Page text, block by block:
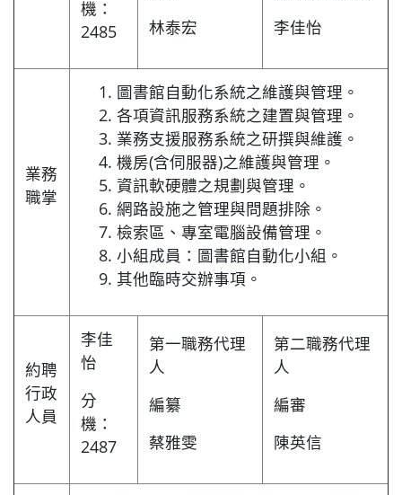
機：
2485
林泰宏
李佳怡
業務
職掌
圖書館自動化系統之維護與管理。
各項資訊服務系統之建置與管理。
業務支援服務系統之研撰與維護。
機房(含伺服器)之維護與管理。
資訊軟硬體之規劃與管理。
網路設施之管理與問題排除。
檢索區、專室電腦設備管理。
小組成員：圖書館自動化小組。
其他臨時交辦事項。
約聘
行政
人員
李佳
怡
分
機：
2487
第一職務代理
人
編纂
蔡雅雯
第二職務代理
人
編審
陳英信